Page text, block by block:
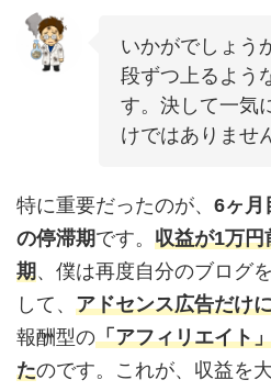
いかがでしょう
段ずつ上るよう
す。決して一気
けではありませ
特に重要だったのが、 6ヶ月
の停滞期です。 収益が1万円
期、僕は再度自分のブログ
して、 アドセンス広告だけ
報酬型の「アフィリエイト
たのです。これが、収益を